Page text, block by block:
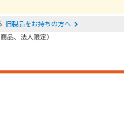
旧製品をお持ちの方へ